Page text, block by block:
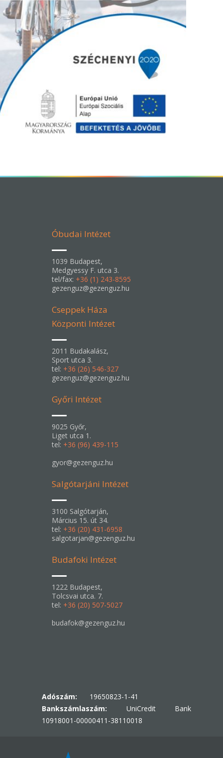
Óbudai Intézet
1039 Budapest,
Medgyessy F. utca 3.
tel/fax: +36 (1) 243-8595
gezenguz@gezenguz.hu
Cseppek Háza
Központi Intézet
2011 Budakalász,
Sport utca 3.
tel: +36 (26) 546-327
gezenguz@gezenguz.hu
Győri Intézet
9025 Győr,
Liget utca 1.
tel: +36 (96) 439-115
gyor@gezenguz.hu
Salgótarjáni Intézet
3100 Salgótarján,
Március 15. út 34.
tel: +36 (20) 431-6958
salgotarjan@gezenguz.hu
Budafoki Intézet
1222 Budapest,
Tolcsvai utca. 7.
tel: +36 (20) 507-5027
budafok@gezenguz.hu
Adószám: 19650823-1-41
Bankszámlaszám: UniCredit Bank
10918001-00000411-38110018